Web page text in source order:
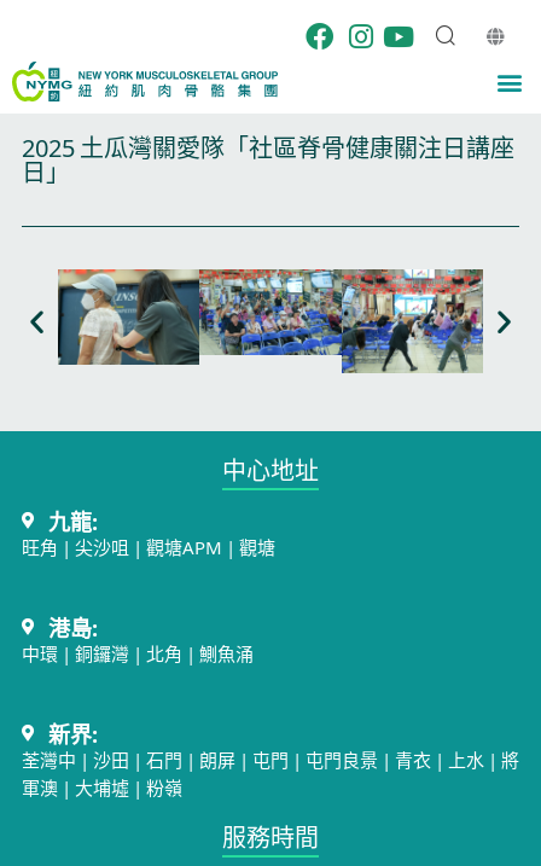
content
2025 土瓜灣關愛隊「社區脊骨健康關注日講座
日」
中心地址​
九龍:
旺角 | 尖沙咀 | 觀塘APM | 觀塘
港島:
中環| 銅鑼灣 | 北角 | 鰂魚涌
新界:
荃灣中 | 沙田 | 石門 | 朗屏| 屯門 | 屯門良景 | 青衣 | 上水| 將
軍澳| 大埔墟| 粉嶺
服務時間​